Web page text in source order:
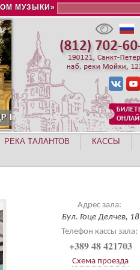
МУЗЫКИ»
Адрес зала:
Бул. Гоце Делчев, 18
Телефон кассы зала:
+389 48 421703
Схема проезда
РЕКА ТАЛАНТОВ
КАССЫ